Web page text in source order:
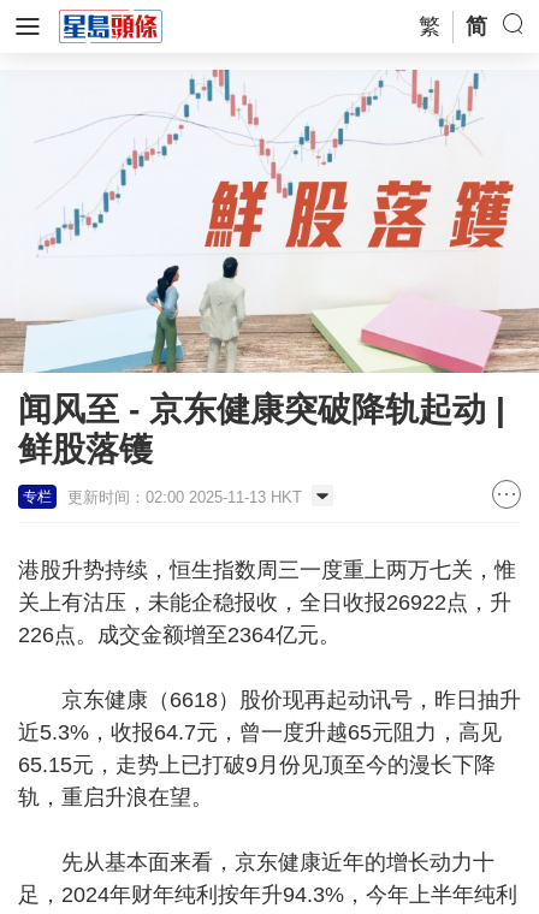
繁 简
闻风至 - 京东健康突破降轨起动 |
鲜股落镬
专栏 更新时间：02:00 2025-11-13 HKT
港股升势持续，恒生指数周三一度重上两万七关，惟
关上有沽压，未能企稳报收，全日收报26922点，升
226点。成交金额增至2364亿元。
京东健康（6618）股价现再起动讯号，昨日抽升
近5.3%，收报64.7元，曾一度升越65元阻力，高见
65.15元，走势上已打破9月份见顶至今的漫长下降
轨，重启升浪在望。
先从基本面来看，京东健康近年的增长动力十
足，2024年财年纯利按年升94.3%，今年上半年纯利